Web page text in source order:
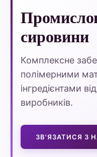
сировини
Комплексне
полімерними
інгредієнтами
виробників.
ЗВ'ЯЗАТИСЯ З